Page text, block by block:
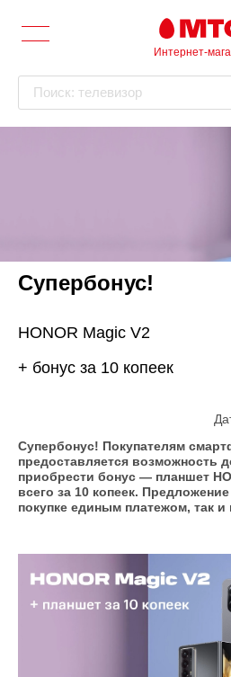
Интернет-
Поиск: телевизор
Супербонус!
HONOR Magic V2
+ бонус за 10 копеек
Супербонус! Покупателям
предоставляется возможность
приобрести бонус — планшет
всего за 10 копеек.
покупке единым платежом, так и